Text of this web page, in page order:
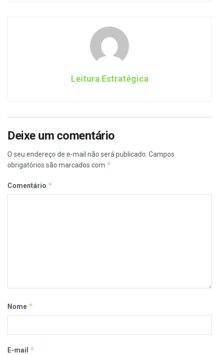
Leitura Estratégica
Deixe um comentário
O seu endereço de e-mail não será publicado. Campos
obrigatórios são marcados com *
Comentário *
Nome *
E-mail *